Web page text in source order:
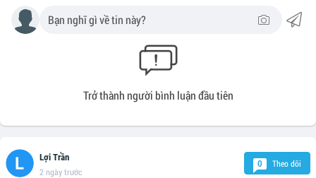
Trở thành người bình luận đầu tiên
Lợi Trần
2 ngày trước
0 Theo dõi